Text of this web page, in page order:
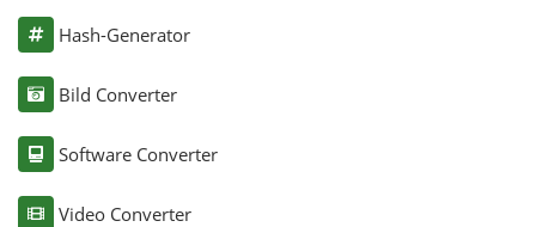
Hash-Generator
Bild Converter
Software Converter
Video Converter